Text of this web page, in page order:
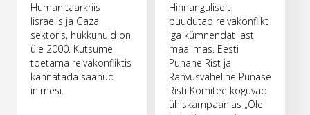
Humanitaarkriis
Iisraelis ja Gaza
sektoris, hukkunuid on
üle 2000. Kutsume
toetama relvakonfliktis
kannatada saanud
inimesi.
Hinnanguliselt
puudutab relvakonflikt
iga kümnendat last
maailmas. Eesti
Punane Rist ja
Rahvusvaheline Punase
Risti Komitee koguvad
ühiskampaanias „Ole